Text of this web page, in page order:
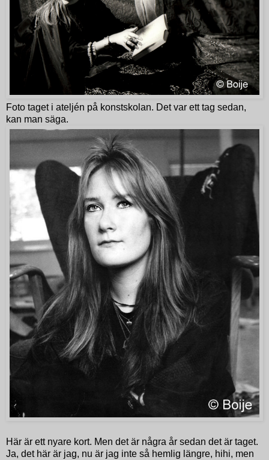
Foto taget i ateljén på konstskolan. Det var ett tag sedan,
kan man säga.
Här är ett nyare kort. Men det är några år sedan det är taget.
Ja, det här är jag, nu är jag inte så hemlig längre, hihi, men